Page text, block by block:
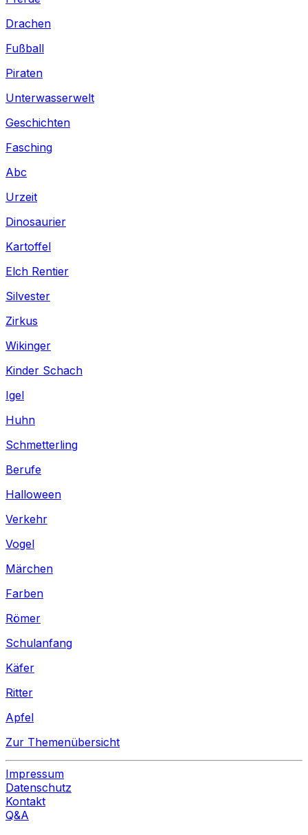
Drachen
Fußball
Piraten
Unterwasserwelt
Geschichten
Fasching
Abc
Urzeit
Dinosaurier
Kartoffel
Elch Rentier
Silvester
Zirkus
Wikinger
Kinder Schach
Igel
Huhn
Schmetterling
Berufe
Halloween
Verkehr
Vogel
Märchen
Farben
Römer
Schulanfang
Käfer
Ritter
Apfel
Zur Themenübersicht
Impressum
Datenschutz
Kontakt
Q&A